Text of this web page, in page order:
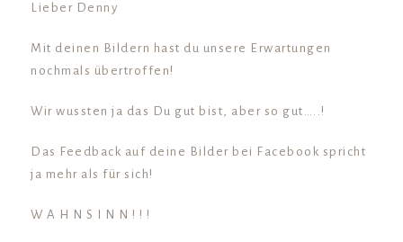
Lieber Denny
Mit deinen Bildern hast du unsere Erwartungen
nochmals übertroffen!
Wir wussten ja das Du gut bist, aber so gut…..!
Das Feedback auf deine Bilder bei Facebook spricht
ja mehr als für sich!
W A H N S I N N ! ! !